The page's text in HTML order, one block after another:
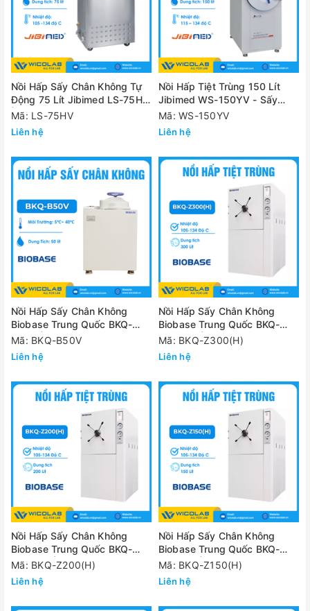
Nồi Hấp Sấy Chân Không Tự
Động 75 Lít Jibimed LS-75HV
| Kiểu Đứng
Mã: LS-75HV
Liên hệ
Nồi Hấp Tiệt Trùng 150 Lít
Jibimed WS-150YV - Sấy
Chân Không
Mã: WS-150YV
Liên hệ
Nồi Hấp Sấy Chân Không
Biobase Trung Quốc BKQ-
B50V | Kiểu Đứng
Mã: BKQ-B50V
Liên hệ
Nồi Hấp Sấy Chân Không
Biobase Trung Quốc BKQ-
Z300(H) | 300 Lít
Mã: BKQ-Z300(H)
Liên hệ
Nồi Hấp Sấy Chân Không
Biobase Trung Quốc BKQ-
Z200(H) | 185 Lít
Mã: BKQ-Z200(H)
Liên hệ
Nồi Hấp Sấy Chân Không
Biobase Trung Quốc BKQ-
Z150(H) | 135 Lít
Mã: BKQ-Z150(H)
Liên hệ